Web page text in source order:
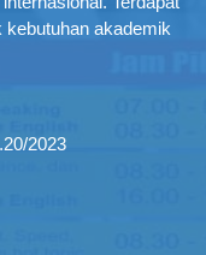
akademik
2023